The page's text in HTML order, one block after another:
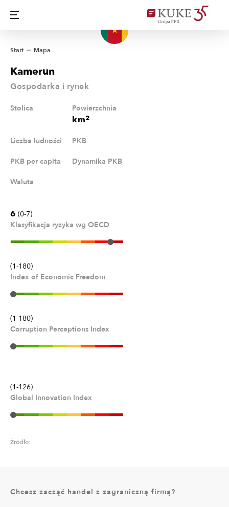
Start Mapa
Kamerun
Gospodarka i rynek
Stolica
km2
Powierzchnia
Liczba ludności PKB
PKB per capita Dynamika PKB
Waluta
6 (0-7)
Klasyfikacja ryzyka wg OECD
(1-180)
Corruption Perceptions Index
(1-126)
Global Innovation Index
(1-180)
Index of Economic Freedom
Źródło:
Chcesz zacząć handel z zagraniczną firmą?